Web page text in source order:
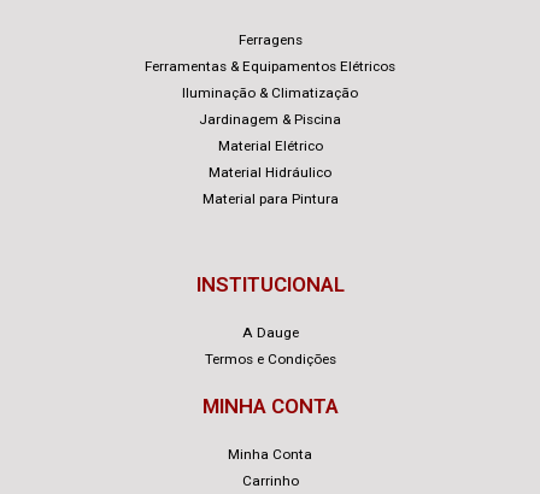
Ferragens
Ferramentas & Equipamentos Elétricos
Iluminação & Climatização
Jardinagem & Piscina
Material Elétrico
Material Hidráulico
Material para Pintura
INSTITUCIONAL
A Dauge
Termos e Condições
MINHA CONTA
Minha Conta
Carrinho